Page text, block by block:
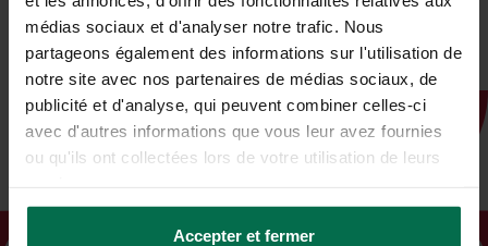
médias sociaux et d'analyser notre trafic. Nous
partageons également des informations sur l'utilisation de
notre site avec nos partenaires de médias sociaux, de
publicité et d'analyse, qui peuvent combiner celles-ci
avec d'autres informations que vous leur avez fournies
ou qu'ils ont collectées lors de votre utilisation de leurs
Accepter et fermer